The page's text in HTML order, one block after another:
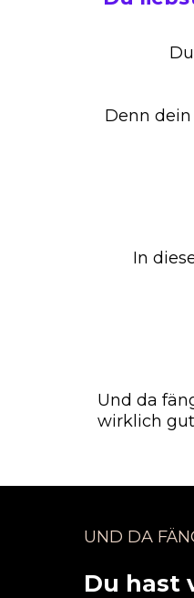
Du
Denn
In
Und da
wirklich
UND DA
Du hast